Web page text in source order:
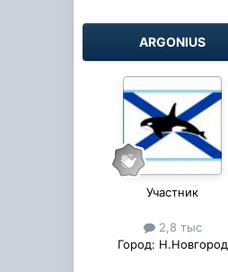
ARGONIUS
Участник
2,8 тыс
Город: Н.Новгород